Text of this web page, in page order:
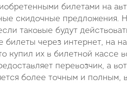
билетами на
скидочные предложения.
таковые будут
билеты через интернет, на
купил их в билетной кассе
перевозчик, а
более точным и